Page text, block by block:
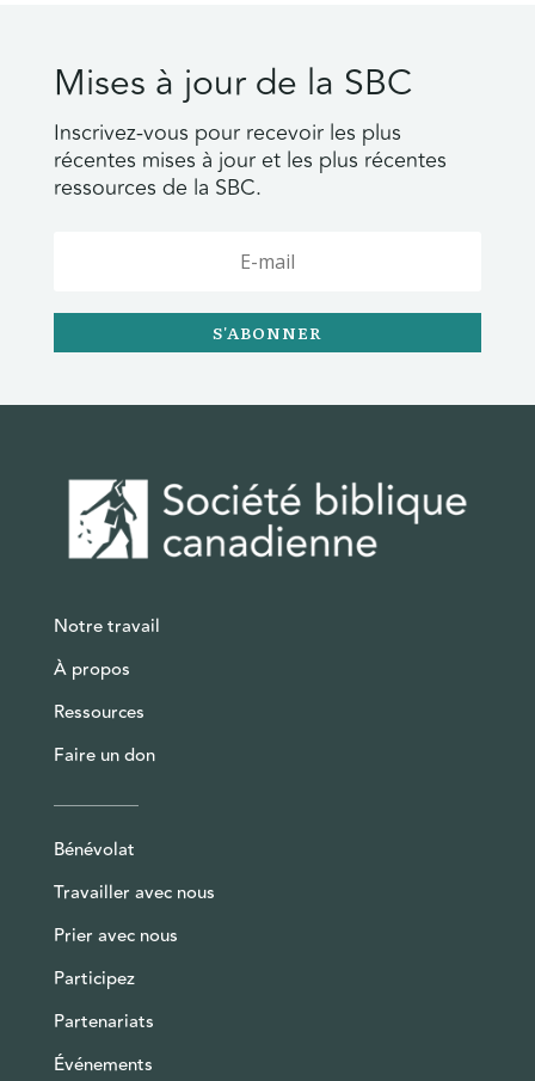
Mises à jour de la SBC
Inscrivez-vous pour recevoir les plus
récentes mises à jour et les plus récentes
ressources de la SBC.
S'ABONNER
Notre travail
À propos
Ressources
Faire un don
Bénévolat
Travailler avec nous
Prier avec nous
Participez
Partenariats
Événements